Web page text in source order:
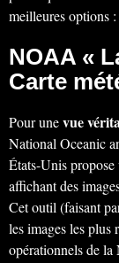
meilleures options :
NOAA «
Carte
Pour unevue
National Oceanic
États-Unis propose
affichant des
Cet outil (faisant
les images les plus
opérationnels de